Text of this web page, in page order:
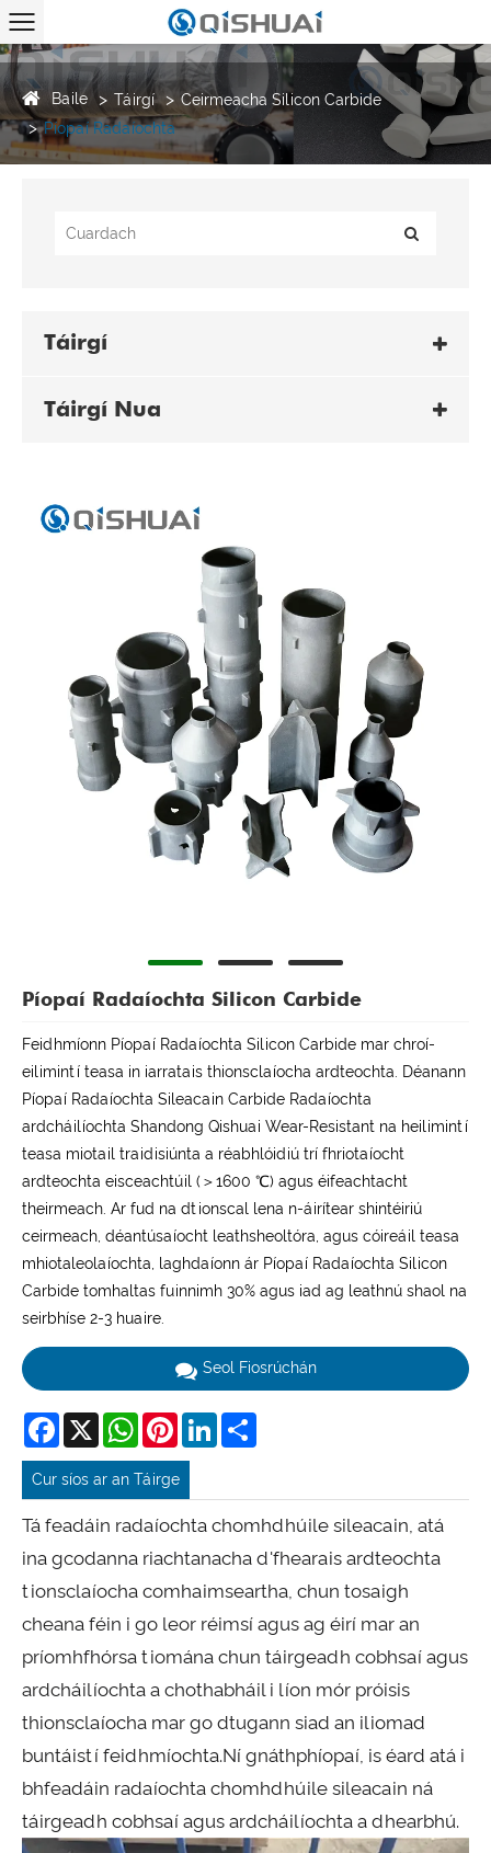
Baile Táirgí
Ceirmeacha Silicon Carbide
Píopaí Radaíochta
Táirgí
Táirgí Nua
Píopaí Radaíochta Silicon Carbide
Feidhmíonn Píopaí Radaíochta Silicon Carbide mar chroí-
eilimintí teasa in iarratais thionsclaíocha ardteochta. Déanann
Píopaí Radaíochta Sileacain Carbide Radaíochta
ardcháilíochta Shandong Qishuai Wear-Resistant na heilimintí
teasa miotail traidisiúnta a réabhlóidiú trí fhriotaíocht
ardteochta eisceachtúil (＞1600 ℃) agus éifeachtacht
theirmeach. Ar fud na dtionscal lena n-áirítear shintéiriú
ceirmeach, déantúsaíocht leathsheoltóra, agus cóireáil teasa
mhiotaleolaíochta, laghdaíonn ár Píopaí Radaíochta Silicon
Carbide tomhaltas fuinnimh 30% agus iad ag leathnú shaol na
seirbhíse 2-3 huaire.
Seol Fiosrúchán
Facebook
X WhatsAppPinterestLinkedIn
Cur síos ar an Táirge
Tá feadáin radaíochta chomhdhúile sileacain, atá
ina gcodanna riachtanacha d'fhearais ardteochta
tionsclaíocha comhaimseartha, chun tosaigh
cheana féin i go leor réimsí agus ag éirí mar an
príomhfhórsa tiomána chun táirgeadh cobhsaí agus
ardcháilíochta a chothabháil i líon mór próisis
thionsclaíocha mar go dtugann siad an iliomad
buntáistí feidhmíochta.Ní gnáthphíopaí, is éard atá i
bhfeadáin radaíochta chomhdhúile sileacain ná
táirgeadh cobhsaí agus ardcháilíochta a dhearbhú.